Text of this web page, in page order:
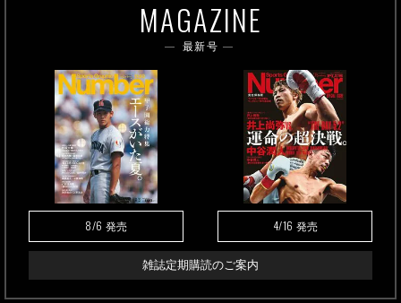
MAGAZINE
最新号
8/6 発売 4/16 発売
雑誌定期購読のご案内